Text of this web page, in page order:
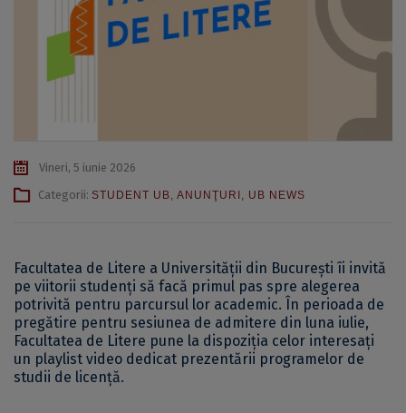
Vineri, 5 iunie 2026
Categorii: STUDENT UB, ANUNŢURI , UB NEWS
Facultatea de Litere a Universității din București îi invită
pe viitorii studenți să facă primul pas spre alegerea
potrivită pentru parcursul lor academic. În perioada de
pregătire pentru sesiunea de admitere din luna iulie,
Facultatea de Litere pune la dispoziția celor interesați
un playlist video dedicat prezentării programelor de
studii de licență.